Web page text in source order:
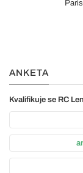
ANKETA
Kvalifikuje se RC